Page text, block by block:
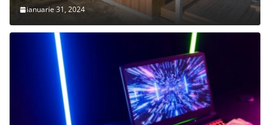
ianuarie 31, 2024